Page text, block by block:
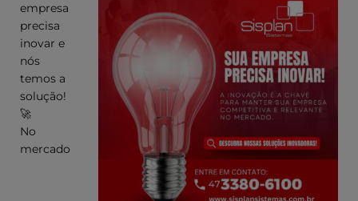
empresa
precisa
inovar e
nós
temos a
solução!
🚀
No
mercado